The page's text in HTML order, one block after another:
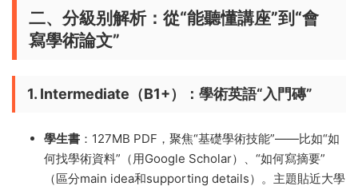
二、分級别解析：從“能聽懂講座”到“會
寫學術論文”​
1. Intermediate（B1+）：學術英語“入門磚”​
學生書 ​：127MB PDF，聚焦“基礎學術技能”——比如“如
何找學術資料”（用Google Scholar）、“如何寫摘要”
（區分main idea和supporting details）。主題貼近大學